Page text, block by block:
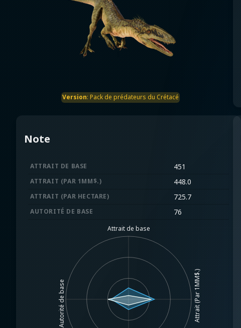
Version: Pack de prédateurs du Crétacé
Note
ATTRAIT DE BASE 451
ATTRAIT (PAR 1MM$.) 448.0
ATTRAIT (PAR HECTARE) 725.7
AUTORITÉ DE BASE 76
Attrait de base
Attrait (Par 1MM$.)
Autorité de base